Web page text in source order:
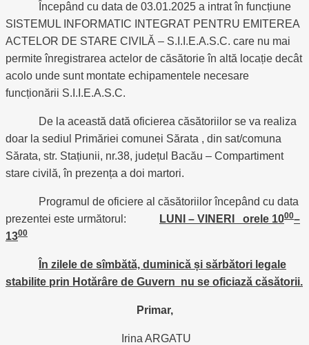
Începând cu data de 03.01.2025 a intrat în funcțiune
SISTEMUL INFORMATIC INTEGRAT PENTRU EMITEREA
ACTELOR DE STARE CIVILĂ – S.I.I.E.A.S.C. care nu mai
permite înregistrarea actelor de căsătorie în altă locație decât
acolo unde sunt montate echipamentele necesare
funcționării S.I.I.E.A.S.C.
De la această dată oficierea căsătoriilor se va realiza
doar la sediul Primăriei comunei Sărata , din sat/comuna
Sărata, str. Stațiunii, nr.38, județul Bacău – Compartiment
stare civilă, în prezența a doi martori.
Programul de oficiere al căsătoriilor începând cu data
prezentei este următorul:
LUNI – VINERI orele 1000–
1300
În zilele de sîmbătă, duminică și sărbători legale
stabilite prin Hotărâre de Guvern nu se oficiază căsătorii.
Primar,
Irina ARGATU